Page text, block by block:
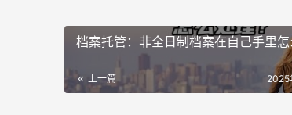
档案托管：非全日制档案在自己手里怎
上一篇 2025